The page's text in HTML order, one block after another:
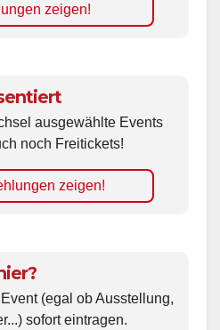
zeigen!
ausgewählte Events
noch Freitickets!
zeigen!
(egal ob Ausstellung,
sofort eintragen.